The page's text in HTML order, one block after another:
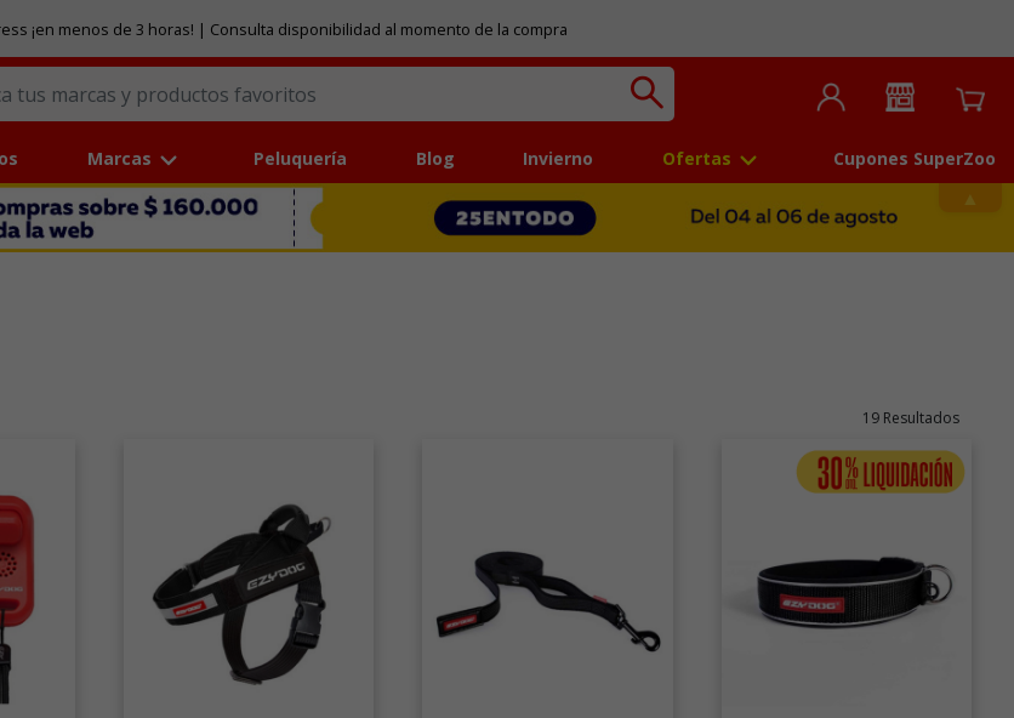
¡en menos de 3 horas! | Consulta disponibilidad al momento de la compra
Marcas Peluquería Blog Invierno Ofertas Cupones SuperZoo
19 Resultados